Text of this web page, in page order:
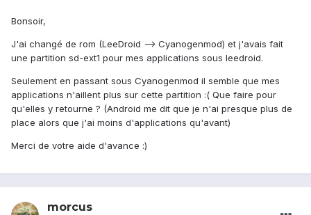
Bonsoir,
J'ai changé de rom (LeeDroid --> Cyanogenmod) et j'avais fait
une partition sd-ext1 pour mes applications sous leedroid.
Seulement en passant sous Cyanogenmod il semble que mes
applications n'aillent plus sur cette partition :( Que faire pour
qu'elles y retourne ? (Android me dit que je n'ai presque plus de
place alors que j'ai moins d'applications qu'avant)
Merci de votre aide d'avance :)
morcus